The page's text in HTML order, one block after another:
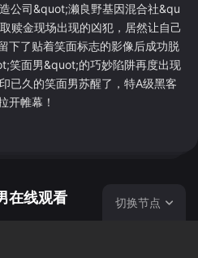
公司&quot;濑良野基因混合社&qu
赎金现场出现的凶犯，居然让自己
下了贴着笑面标志的影像后成功脱
笑面男&quot;的巧妙陷阱再度出现
久的笑面男苏醒了，特A级黑客
开帷幕！
在线观看 切换节点